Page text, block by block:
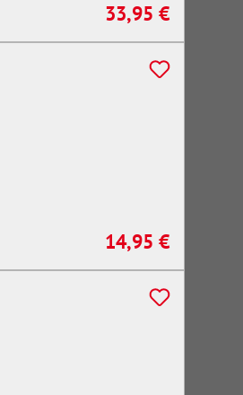
Regulärer Preis:
33,95 €
Regulärer Preis:
14,95 €